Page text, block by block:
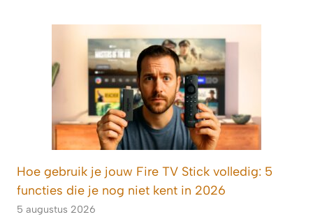
Hoe gebruik je jouw Fire TV Stick volledig: 5
functies die je nog niet kent in 2026
5 augustus 2026